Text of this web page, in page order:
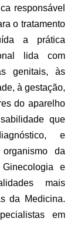
responsável
o tratamento
a prática
lida com
genitais, às
à gestação,
do aparelho
que
e
da
e
mais
da Medicina.
em